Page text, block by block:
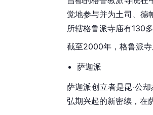
“噶举”中的“噶”字在藏语
通过师徒口耳相传。嘎
昌都地区噶玛噶举祖
截至2000年，昌都市
举寺庙有妥坝
拉多乡
吉日寺
格鲁派